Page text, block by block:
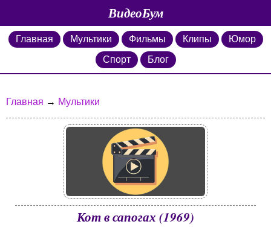
ВидеоБум
Главная Мультики Фильмы Клипы
Юмор
Спорт
Блог
Главная → Мультики
Кот в сапогах (1969)